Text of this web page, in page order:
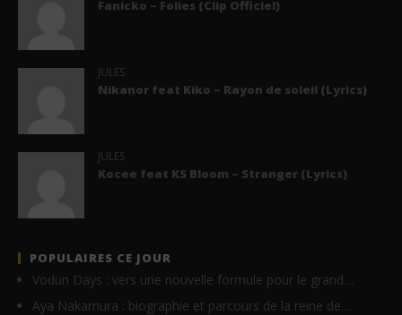
Fanicko – Folies (Clip Officiel)
JULES
Nikanor feat Kiko – Rayon de soleil (Lyrics)
JULES
Kocee feat KS Bloom – Stranger (Lyrics)
POPULAIRES CE JOUR
Vodun Days : vers une nouvelle formule pour le grand…
Aya Nakamura : biographie et parcours de la reine de…